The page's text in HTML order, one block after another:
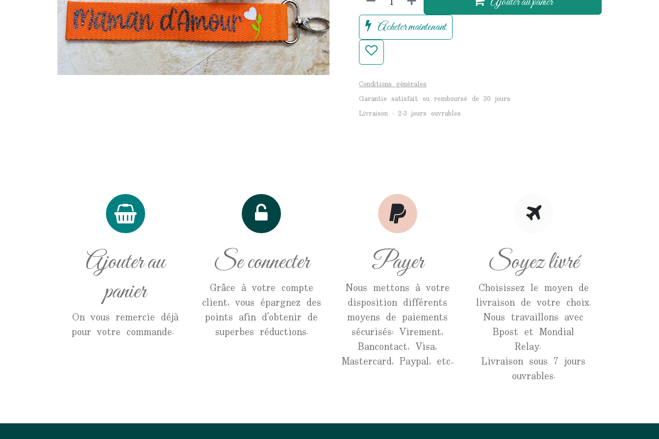
Acheter maintenant
Conditions générales
Garantie satisfait ou remboursé de 30 jours
Livraison : 2-3 jours ouvrables
Ajouter au
panier
On vous remercie déjà
pour votre commande.
Se connecter
Grâce à votre compte
client, vous épargnez des
points afin d'obtenir de
superbes réductions.
Payer
Nous mettons à votre
disposition différents
moyens de paiements
sécurisés: Virement,
Bancontact, Visa,
Mastercard, Paypal, etc..
Soyez livré
Choisissez le moyen de
livraison de votre choix.
Nous travaillons avec
Bpost et Mondial
Relay.
Livraison sous 7 jours
ouvrables.